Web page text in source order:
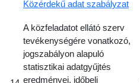
Közérdekű adat szabályzat
A közfeladatot ellátó szerv
tevékenységére vonatkozó,
jogszabályon alapuló
statisztikai adatgyűjtés
eredményei, időbeli